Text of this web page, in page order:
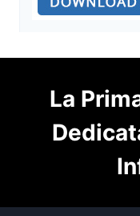
La